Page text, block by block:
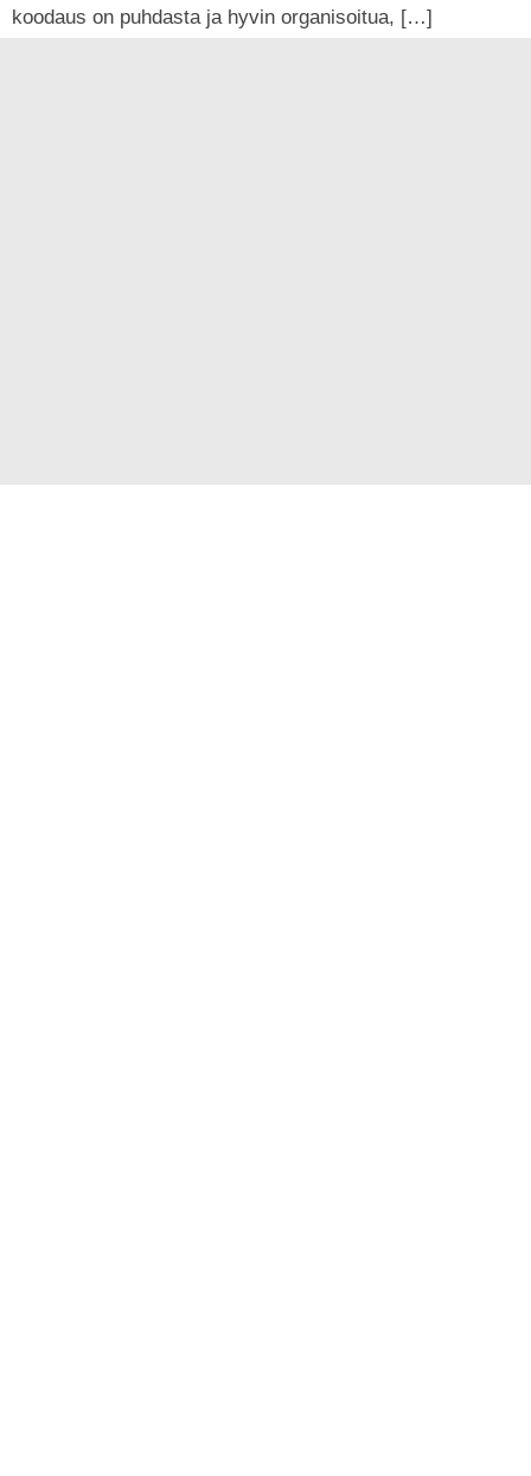
koodaus on puhdasta ja hyvin organisoitua, […]